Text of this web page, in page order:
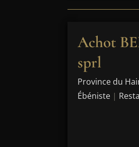
Achot
sprl
Province du
Ébéniste |